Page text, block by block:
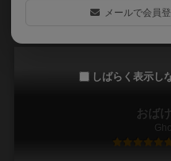
6395
経験あり
おば
メールで会員
しばらく表示し